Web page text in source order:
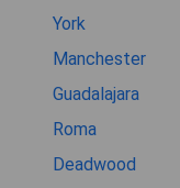
York
Manchester
Guadalajara
Roma
Deadwood